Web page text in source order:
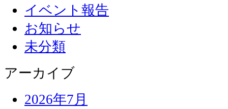
イベント報告
お知らせ
未分類
アーカイブ
2026年7月